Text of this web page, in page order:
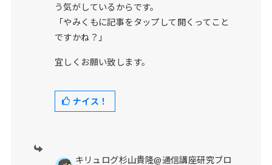
う気がしているからです。
「やみくもに記事をタップして開くってこと
ですかね？」
宜しくお願い致します。
ナイス！
キリュログ杉山貴隆@通信講座研究ブロ